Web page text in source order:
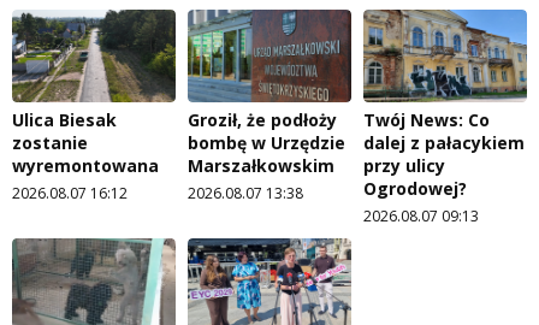
Ulica Biesak
zostanie
wyremontowana
2026.08.07 16:12
Groził, że podłoży
bombę w Urzędzie
Marszałkowskim
2026.08.07 13:38
Twój News: Co
dalej z pałacykiem
przy ulicy
Ogrodowej?
2026.08.07 09:13